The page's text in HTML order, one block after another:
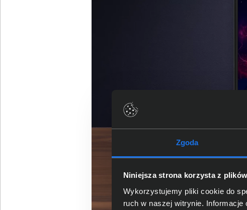
Zgoda
Niniejsza strona korzysta z
Wykorzystujemy pliki cookie do
ruch w naszej witrynie.